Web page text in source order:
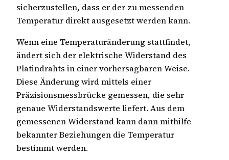
sicherzustellen, dass er der zu messenden
Temperatur direkt ausgesetzt werden kann.
Wenn eine Temperaturänderung stattfindet,
ändert sich der elektrische Widerstand des
Platindrahts in einer vorhersagbaren Weise.
Diese Änderung wird mittels einer
Präzisionsmessbrücke gemessen, die sehr
genaue Widerstandswerte liefert. Aus dem
gemessenen Widerstand kann dann mithilfe
bekannter Beziehungen die Temperatur
bestimmt werden.